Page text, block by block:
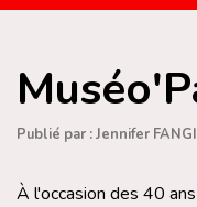
Publié par : Jennifer
À l'occasion des 40